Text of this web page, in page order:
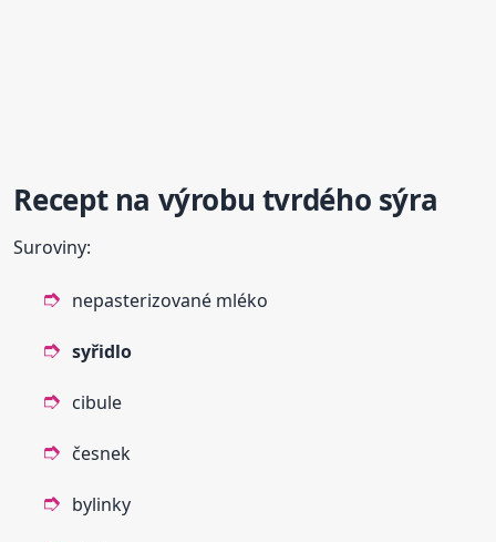
Recept na výrobu tvrdého sýra
Suroviny:
nepasterizované mléko
syřidlo
cibule
česnek
bylinky